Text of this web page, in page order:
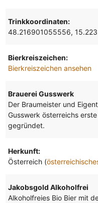
Trinkkoordinaten:
48.216901055556,
Bierkreiszeichen:
Bierkreiszeichen ansehen
Brauerei Gusswerk
Der Braumeister und
Gusswerk österreichs
gegründet.
Herkunft:
Österreich (
Jakobsgold Alkoholfrei
Alkoholfreies Bio Bier mit